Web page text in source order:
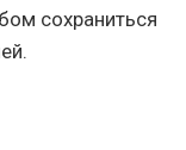
сохраниться